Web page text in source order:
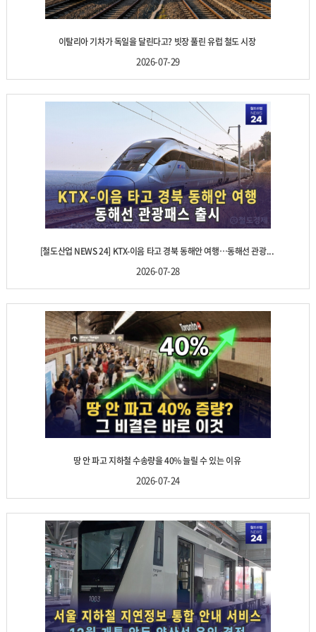
이탈리아 기차가 독일을 달린다고? 빗장 풀린 유럽 철도 시장
2026-07-29
[철도산업 NEWS 24] KTX-이음 타고 경북 동해안 여행…동해선 관광...
2026-07-28
땅 안 파고 지하철 수송량을 40% 늘릴 수 있는 이유
2026-07-24